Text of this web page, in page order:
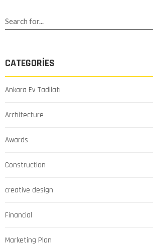
CATEGORIES
Ankara Ev Tadilatı
Architecture
Awards
Construction
creative design
Financial
Marketing Plan